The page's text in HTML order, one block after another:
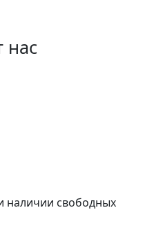
нас
наличии свободных